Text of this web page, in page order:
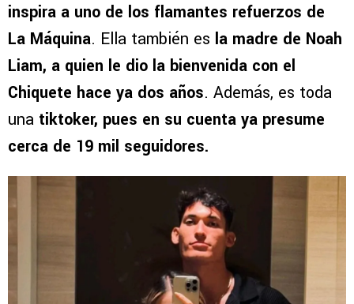
inspira a uno de los flamantes refuerzos de
La Máquina. Ella también es la madre de Noah
Liam, a quien le dio la bienvenida con el
Chiquete hace ya dos años. Además, es toda
una tiktoker, pues en su cuenta ya presume
cerca de 19 mil seguidores.